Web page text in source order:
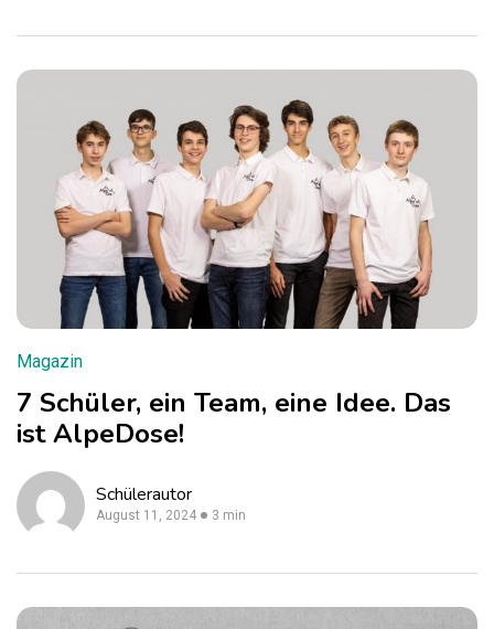
Magazin
7 Schüler, ein Team, eine Idee. Das
ist AlpeDose!
Schülerautor
August 11, 2024 3 min